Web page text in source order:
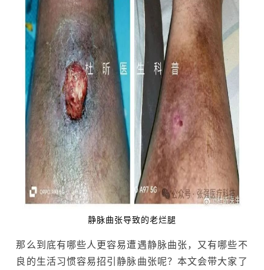
静脉曲张导致的老烂腿
那么到底有哪些人更容易遭遇静脉曲张，又有哪些不
良的生活习惯容易招引静脉曲张呢？本文会带大家了